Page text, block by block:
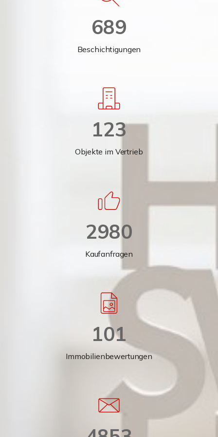
689
Beschichtigungen
123
Objekte im Vertrieb
2980
Kaufanfragen
101
Immobilienbewertungen